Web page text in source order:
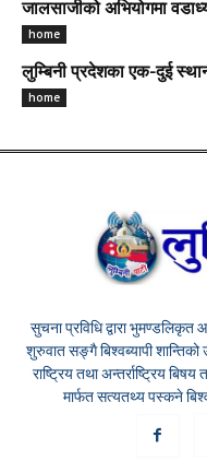
जालसाजीको अभियोगमा
home
लुम्बिनी प्रदेशका एक-दुई
home
सुचना प्रविधि द्वारा
शुरुवात सङ्गै बिश्वब्यापी
राष्ट्रिय तथा अन्तर्राष्ट्रिय
मार्फत सत्यतथ्य पस्कने